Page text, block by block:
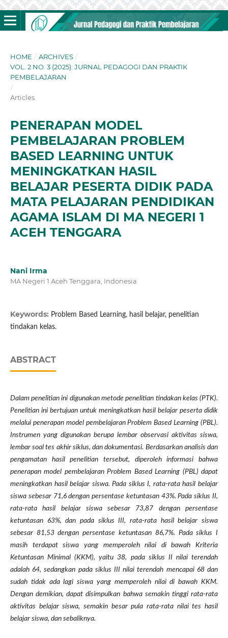
HOME / ARCHIVES /
VOL. 2 NO. 3 (2025): JURNAL PEDAGOGI DAN PRAKTIK
PEMBELAJARAN
/
Articles
PENERAPAN MODEL
PEMBELAJARAN PROBLEM
BASED LEARNING UNTUK
MENINGKATKAN HASIL
BELAJAR PESERTA DIDIK PADA
MATA PELAJARAN PENDIDIKAN
AGAMA ISLAM DI MA NEGERI 1
ACEH TENGGARA
Nani Irma
MA Negeri 1 Aceh Tenggara, Indonesia
Keywords: Problem Based Learning, hasil belajar, penelitian
tindakan kelas.
ABSTRACT
Dalam penelitian ini digunakan metode penelitian tindakan kelas (PTK).
Penelitian ini bertujuan untuk meningkatkan hasil belajar peserta didik
melalui penerapan model pembelajaran Problem Based Learning (PBL).
Instrumen yang digunakan berupa lembar observasi aktivitas siswa,
lembar soal tes akhir siklus, dan dokumentasi. Berdasarkan analisis dan
pengamatan hasil penelitian tersebut, diperoleh informasi bahwa
penerapan model pembelajaran Problem Based Learning (PBL) dapat
meningkatkan hasil belajar siswa. Pada siklus I, rata-rata hasil belajar
siswa sebesar 71,6 dengan persentase ketuntasan 43%. Pada siklus II,
rata-rata hasil belajar siswa sebesar 73,87 dengan persentase
ketuntasan 63%, dan pada siklus III, rata-rata hasil belajar siswa
sebesar 81,53 dengan persentase ketuntasan 86,7%. Pada siklus I
masih terdapat siswa yang memperoleh nilai di bawah Kriteria
Ketuntasan Minimal (KKM), yaitu 38, pada siklus II nilai terendah
adalah 64, sedangkan pada siklus III nilai terendah mencapai 68 dan
sudah tidak ada lagi siswa yang memperoleh nilai di bawah KKM.
Dengan demikian, dapat disimpulkan bahwa semakin tinggi rata-rata
aktivitas belajar siswa, semakin besar pula rata-rata nilai tes hasil
belajar siswa, dan sebaliknya.